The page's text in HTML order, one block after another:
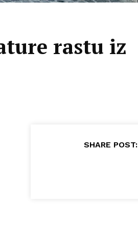
rastu iz
SHARE POST: